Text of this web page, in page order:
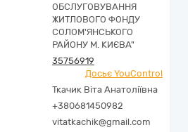
ОБСЛУГОВУВАННЯ
ЖИТЛОВОГО ФОНДУ
СОЛОМ'ЯНСЬКОГО
РАЙОНУ М. КИЄВА"
35756919
Досьє YouControl
Ткачик Віта Анатоліївна
+380681450982
vitatkachik@gmail.com